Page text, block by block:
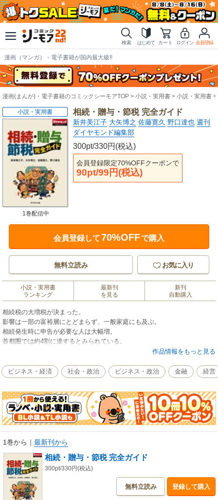
検索 はじめて カート ログイン 会員登録
漫画（マンガ）・電子書籍が国内最大級!!
漫画(まんが)・電子書籍のコミックシーモアTOP 小説・実用書 小説・実用書
相続・贈与・節税 完全ガイド
新井美江子 大矢博之 佐藤寛久 野口達也 週刊
ダイヤモンド編集部
300pt/330円(税込)
会員登録限定70%OFFクーポンで
90pt/99円(税込)
小説・実用書
1巻配信中
会員登録して70%OFFで購入
無料立読み お気に入り
小説・実用書
ランキング
最新刊
を見る
新刊
自動購入
相続税の大増税が決まった。
影響は一部の富裕層にとどまらず、一般家庭にも及ぶ。
相続発生時に申告が必要な人は大幅増。
首都圏では約4割に達するとみられている。
ムダな税金を払わない工夫が必要だ。
新税制に対応した最新ノウハウを紹介する。
・税制改正で何が変わる?
・[変わる相続・贈与] 首都圏は4割が申告する時代に
・[相続対策の基本] 成功する財産の渡し方
・相続・争族 Q&A
・配偶者の税額軽減の落とし穴
・[贈与] 課税財産を減らす贈与の必勝法
・[争族回避術] 泥沼化を避ける遺言・付言の残し方
・[不動産の活用] 都心は相続税発生の可能性大
・[生命保険の活用] 遺族に確実に現金を残せる
・[戸建て・マンション購入] 節税効果から見た家の買い時
作品情報をもっと見る
ビジネス・経済 社会・政治 ビジネス・政治 金融 経営
1巻から ｜ 最新刊から
相続・贈与・節税 完全ガイド
300pt/330円(税込)
無料立読み 登録して購入